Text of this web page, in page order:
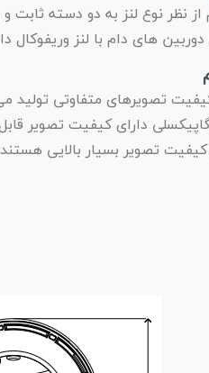
نظر نوع لنز به دو دسته ثابت
دوربین های دام با لنز
دوربین های دام ۲ مگاپیکسلی
کیفیت تصویر بسیار بالایی